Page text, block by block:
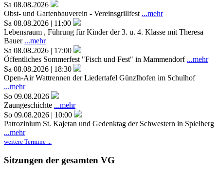
Sa 08.08.2026
Obst- und Gartenbauverein - Vereinsgrillfest ...mehr
Sa 08.08.2026 | 11:00
Lebensraum , Führung für Kinder der 3. u. 4. Klasse mit Theresa
Bauer ...mehr
Sa 08.08.2026 | 17:00
Öffentliches Sommerfest "Fisch und Fest" in Mammendorf ...mehr
Sa 08.08.2026 | 18:30
Open-Air Wattrennen der Liedertafel Günzlhofen im Schulhof
...mehr
So 09.08.2026
Zaungeschichte ...mehr
So 09.08.2026 | 10:00
Patrozinium St. Kajetan und Gedenktag der Schwestern in Spielberg
...mehr
weitere Termine ...
Sitzungen der gesamten VG